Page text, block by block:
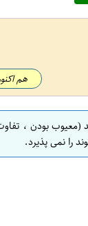
هم
(معیوب بودن ،
را نمی پذیرد.